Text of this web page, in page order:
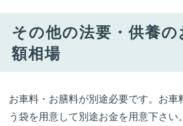
その他の法要・供養の
額相場
お車料・お膳料が別途必要です。お車
う袋を用意して別途お金を用意下さい。